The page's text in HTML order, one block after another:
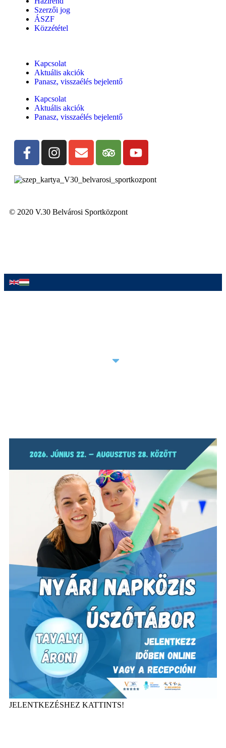
Szerzői jog
ÁSZF
Közzététel
Kapcsolat
Aktuális akciók
Panasz, visszaélés bejelentő
Kapcsolat
Aktuális akciók
Panasz, visszaélés bejelentő
© 2020 V.30 Belvárosi Sportközpont
JELENTKEZÉSHEZ KATTINTS!